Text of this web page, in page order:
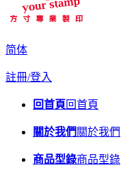
简体
註冊/登入
回首頁回首頁
關於我們 關於我們
商品型錄商品型錄